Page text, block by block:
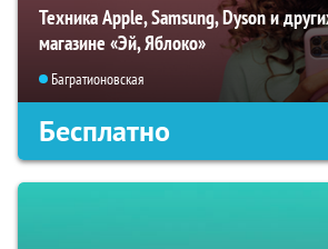
Техника Apple, Samsung, Dyson и
магазине «Эй, Яблоко»
Багратионовская
Бесплатно